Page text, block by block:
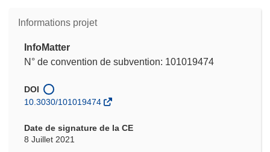
Informations projet
InfoMatter
N° de convention de subvention: 101019474
DOI
10.3030/101019474
Date de signature de la CE
8 Juillet 2021